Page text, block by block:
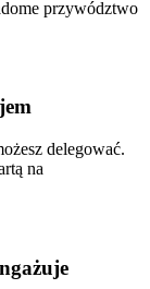
przywództwo
delegować.
na